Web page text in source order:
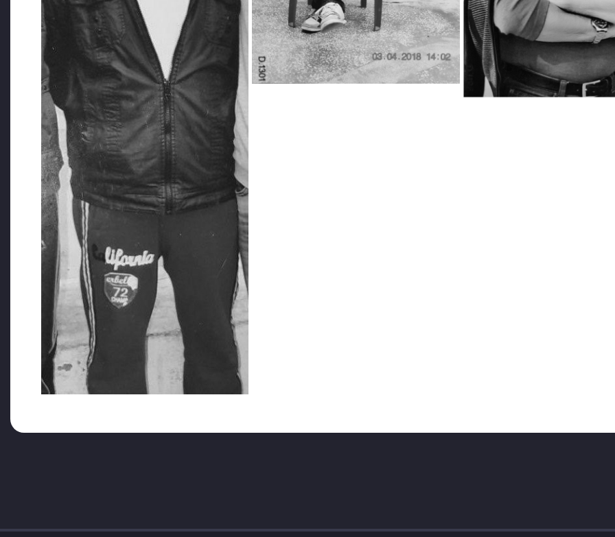
yaşıyoruz. Zorlu bir sınavdan geçiyoruz. Sabredeceğiz, çaba göstereceğiz, umutsuzluğa kapılmayacağız. Şikâyet
yolunda kaybedenlerden olmayacağız inşallah. Sabır, şükür ve dua ile dolduracağız her anımızı. Ben gece gündüz
bu dört duvar arasında sürekli namaz, dua ve zikirle günlerimi geçiriyor ve başta siz olmak üzere tüm kader
feleğin çemberinden geçiyoruz, madem imtihanda olduğumuzu kabul ediyoruz ve farkındayız, o zaman mümine
kollayarak kazanma kuşağında kaybedenlerden olmayacağız inşallah. Rabbim hepimize güç kuvvet versin.
“İmanı büyük olanın, imtihanı da büyük olur.” sözleriyle devam eden bir günlük…
“Ramazan Bayramı’nın ikinci günü gülüm ve yavrularım ziyaretime geldiler. Çocuklarım nasıl da uzamış,
bana doğru koşarak gelip boynuma atladılar. İkisi de hüngür hüngür ağlıyorlardı. Kurak toprakların suya
gözyaşlarımı hiç? Mümkün mü? Yavrularım benim, ciğerparelerim… Yüreğimizi yakanları, bizlere iftiralar atıp
ben. Dayanabilir mi böyle bir acıya yürekler… O bir saat nasıl geçti? Hayal miydi, gerçek miydi bilemedim. Sanki
Rabbim kimseye böyle acılar yaşatmasın. Ne yazmaya ne de anlatmaya gücüm takatim yok, kalmadı.”
“Allah’ım ben Sen’den razıyım, sen de benden razı olduğun gün canımı al” duası içinde bir günlük… “Bugün
koğuşundan C-1 koğuşuna taşındık. 10 kişi olmak da yetmedi, artık tam 21 kişi olduk. Sen misin 9 kişiden şikâyet
günlük dünyada en az 8 kere taşındık. Yerleşemedik bir türlü ne dünyaya ne hayata! Cezaevinde bile
dünya! Rabbim sen burada bütün günahlarımı affetmeden beni çıkarma, çıkarken günahlarımdan arınmış bir
çektiklerimiz. “Rabbim! Ben senden razıyım, sen de benden razı olduğun gün canımı al! Amin.”
Bir de cezaevinde yazdığı şiir defterini bıraktı ardında.
Siz, bu hikâyenin kötü karakteri değilsiniz
Bu haliniz, tarihin acı defterine koyu bir iz